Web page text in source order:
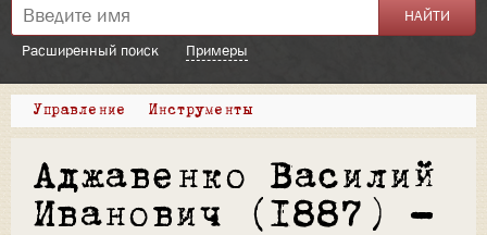
Расширенный поиск Примеры
Управление Инструменты
Аджавенко Василий
Иванович (1887) —